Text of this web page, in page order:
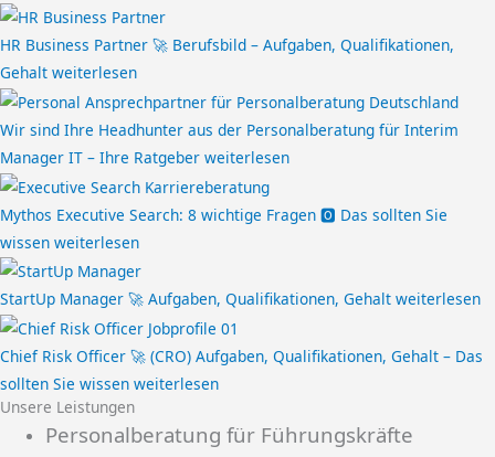
HR Business Partner 🚀 Berufsbild – Aufgaben, Qualifikationen,
Gehalt weiterlesen
Wir sind Ihre Headhunter aus der Personalberatung für Interim
Manager IT – Ihre Ratgeber weiterlesen
Mythos Executive Search: 8 wichtige Fragen 🅾️ Das sollten Sie
wissen weiterlesen
StartUp Manager 🚀 Aufgaben, Qualifikationen, Gehalt weiterlesen
Chief Risk Officer 🚀 (CRO) Aufgaben, Qualifikationen, Gehalt – Das
sollten Sie wissen weiterlesen
Unsere Leistungen
Personalberatung für Führungskräfte